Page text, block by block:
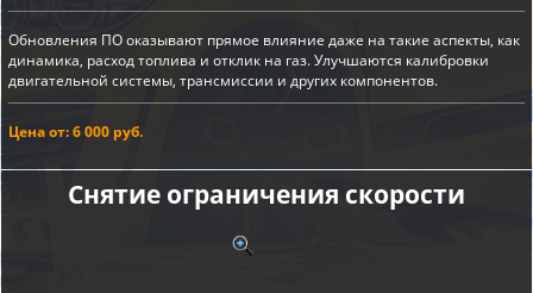
Обновления ПО оказывают прямое влияние даже на такие аспекты, как
динамика, расход топлива и отклик на газ. Улучшаются калибровки
двигательной системы, трансмиссии и других компонентов.
Цена от: 6 000 руб.
Снятие ограничения скорости